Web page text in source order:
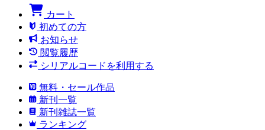
カート
初めての方
お知らせ
閲覧履歴
シリアルコードを利用する
無料・セール作品
新刊一覧
新刊雑誌一覧
ランキング